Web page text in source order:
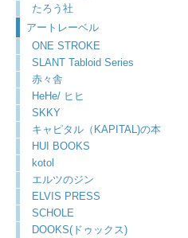
たろう社
アートレーベル
ONE STROKE
SLANT Tabloid Series
赤々舎
HeHe/ ヒヒ
SKKY
キャピタル（KAPITAL)の本
HUI BOOKS
kotol
エルツのジン
ELVIS PRESS
SCHOLE
DOOKS(ドゥックス)